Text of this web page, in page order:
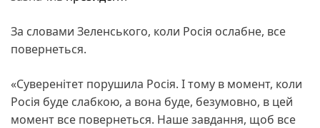
За словами Зеленського, коли Росія ослабне, все
повернеться.
«Суверенітет порушила Росія. І тому в момент, коли
Росія буде слабкою, а вона буде, безумовно, в цей
момент все повернеться. Наше завдання, щоб все